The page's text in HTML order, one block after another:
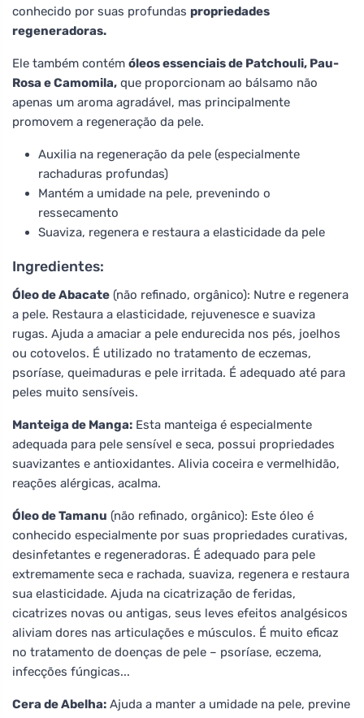
conhecido por suas profundas propriedades
regeneradoras.
Ele também contém óleos essenciais de Patchouli, Pau-
Rosa e Camomila, que proporcionam ao bálsamo não
apenas um aroma agradável, mas principalmente
promovem a regeneração da pele.
Auxilia na regeneração da pele (especialmente
rachaduras profundas)
Mantém a umidade na pele, prevenindo o
ressecamento
Suaviza, regenera e restaura a elasticidade da pele
Ingredientes:
Óleo de Abacate (não refinado, orgânico): Nutre e regenera
a pele. Restaura a elasticidade, rejuvenesce e suaviza
rugas. Ajuda a amaciar a pele endurecida nos pés, joelhos
ou cotovelos. É utilizado no tratamento de eczemas,
psoríase, queimaduras e pele irritada. É adequado até para
peles muito sensíveis.
Manteiga de Manga: Esta manteiga é especialmente
adequada para pele sensível e seca, possui propriedades
suavizantes e antioxidantes. Alivia coceira e vermelhidão,
reações alérgicas, acalma.
Óleo de Tamanu (não refinado, orgânico): Este óleo é
conhecido especialmente por suas propriedades curativas,
desinfetantes e regeneradoras. É adequado para pele
extremamente seca e rachada, suaviza, regenera e restaura
sua elasticidade. Ajuda na cicatrização de feridas,
cicatrizes novas ou antigas, seus leves efeitos analgésicos
aliviam dores nas articulações e músculos. É muito eficaz
no tratamento de doenças de pele – psoríase, eczema,
infecções fúngicas...
Cera de Abelha: Ajuda a manter a umidade na pele, previne